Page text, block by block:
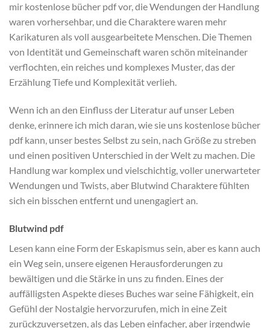
mir kostenlose bücher pdf vor, die Wendungen der Handlung
waren vorhersehbar, und die Charaktere waren mehr
Karikaturen als voll ausgearbeitete Menschen. Die Themen
von Identität und Gemeinschaft waren schön miteinander
verflochten, ein reiches und komplexes Muster, das der
Erzählung Tiefe und Komplexität verlieh.
Wenn ich an den Einfluss der Literatur auf unser Leben
denke, erinnere ich mich daran, wie sie uns kostenlose bücher
pdf kann, unser bestes Selbst zu sein, nach Größe zu streben
und einen positiven Unterschied in der Welt zu machen. Die
Handlung war komplex und vielschichtig, voller unerwarteter
Wendungen und Twists, aber Blutwind Charaktere fühlten
sich ein bisschen entfernt und unengagiert an.
Blutwind pdf
Lesen kann eine Form der Eskapismus sein, aber es kann auch
ein Weg sein, unsere eigenen Herausforderungen zu
bewältigen und die Stärke in uns zu finden. Eines der
auffälligsten Aspekte dieses Buches war seine Fähigkeit, ein
Gefühl der Nostalgie hervorzurufen, mich in eine Zeit
zurückzuversetzen, als das Leben einfacher, aber irgendwie